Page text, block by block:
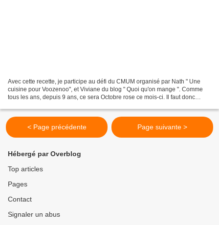
Avec cette recette, je participe au défi du CMUM organisé par Nath " Une
cuisine pour Voozenoo", et Viviane du blog " Quoi qu'on mange ". Comme
tous les ans, depuis 9 ans, ce sera Octobre rose ce mois-ci. Il faut donc
< Page précédente Page suivante >
Hébergé par Overblog
Top articles
Pages
Contact
Signaler un abus